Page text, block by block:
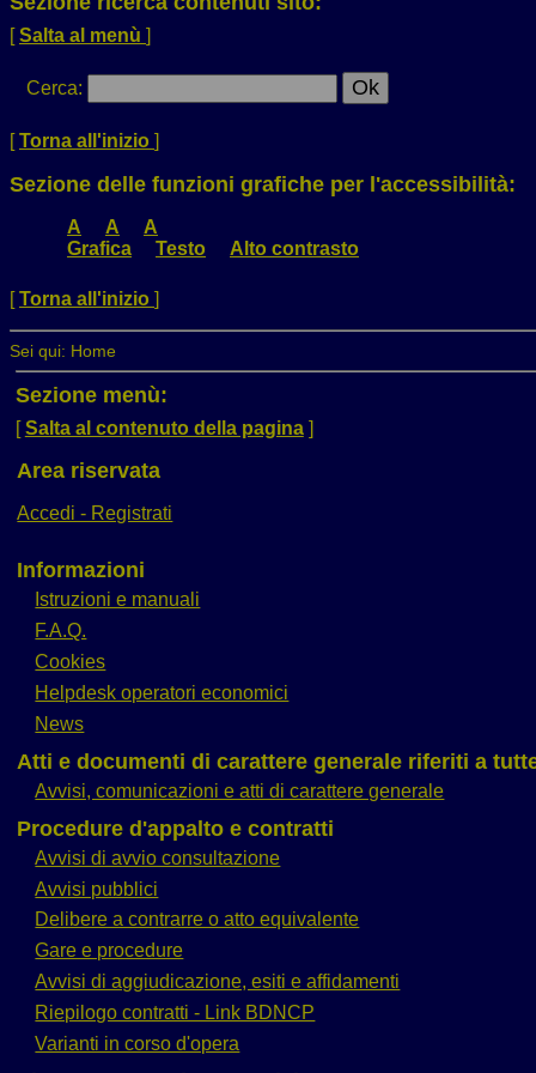
[Salta al menù ]
Cerca:
[Torna all'inizio ]
Sezione delle funzioni grafiche per l'accessibilità:
A A
A
Grafica
Testo Alto contrasto
[Torna all'inizio ]
Sei qui: Home
Sezione menù:
[Salta al contenuto della pagina]
Area riservata
Accedi - Registrati
Informazioni
Istruzioni e manuali
F.A.Q.
Cookies
Helpdesk operatori economici
News
Atti e documenti di carattere generale riferiti a
Avvisi, comunicazioni e atti di carattere generale
Procedure d'appalto e contratti
Avvisi di avvio consultazione
Avvisi pubblici
Delibere a contrarre o atto equivalente
Gare e procedure
Avvisi di aggiudicazione, esiti e affidamenti
Riepilogo contratti - Link BDNCP
Varianti in corso d'opera